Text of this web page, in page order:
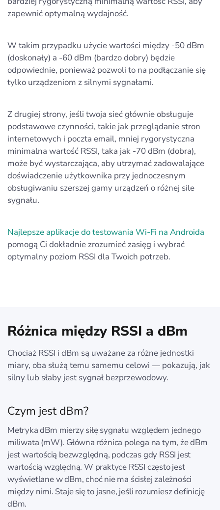
zapewnić optymalną wydajność.
W takim przypadku użycie wartości między -50 dBm
(doskonały) a -60 dBm (bardzo dobry) będzie
odpowiednie, ponieważ pozwoli to na podłączanie się
tylko urządzeniom z silnymi sygnałami.
Z drugiej strony, jeśli twoja sieć głównie obsługuje
podstawowe czynności, takie jak przeglądanie stron
internetowych i poczta email, mniej rygorystyczna
minimalna wartość RSSI, taka jak -70 dBm (dobra),
może być wystarczająca, aby utrzymać zadowalające
doświadczenie użytkownika przy jednoczesnym
obsługiwaniu szerszej gamy urządzeń o różnej sile
sygnału.
Najlepsze aplikacje do testowania Wi-Fi na Androida
pomogą Ci dokładnie zrozumieć zasięg i wybrać
optymalny poziom RSSI dla Twoich potrzeb.
Różnica między RSSI a dBm
Chociaż RSSI i dBm są uważane za różne jednostki
miary, oba służą temu samemu celowi — pokazują, jak
silny lub słaby jest sygnał bezprzewodowy.
Czym jest dBm?
Metryka dBm mierzy siłę sygnału względem jednego
miliwata (mW). Główna różnica polega na tym, że dBm
jest wartością bezwzględną, podczas gdy RSSI jest
wartością względną. W praktyce RSSI często jest
wyświetlane w dBm, choć nie ma ścisłej zależności
między nimi. Staje się to jasne, jeśli rozumiesz definicję
dBm.